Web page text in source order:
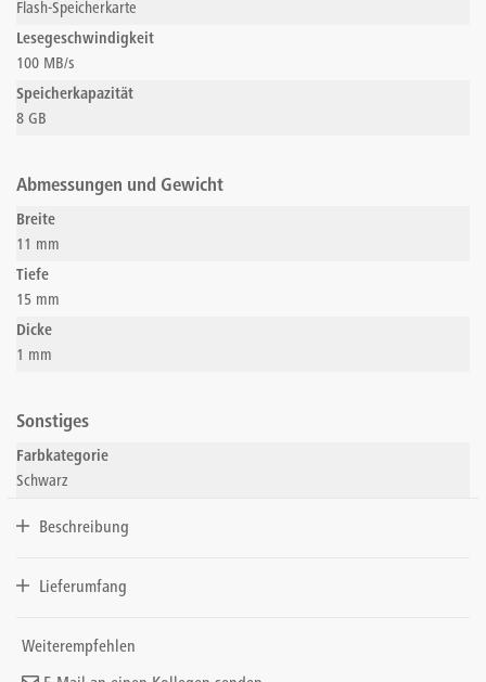
Flash-Speicherkarte
Lesegeschwindigkeit
100 MB/s
Speicherkapazität
8 GB
Abmessungen und Gewicht
Breite
11 mm
Tiefe
15 mm
Dicke
1 mm
Sonstiges
Farbkategorie
Schwarz
Beschreibung
Lieferumfang
Weiterempfehlen